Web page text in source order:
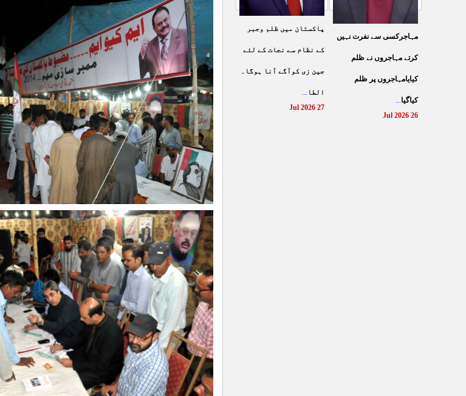
پاکستان میں ظلم وجبر
کے نظام سے نجات کے لئے
جین زی کوآگے آنا ہوگا۔
الطا ...
27 Jul 2026
مہاجرکسی سے نفرت نہیں
کرتے مہاجروں نے ظلم
کیایامہاجروں پر ظلم
کیاگیا...
26 Jul 2026